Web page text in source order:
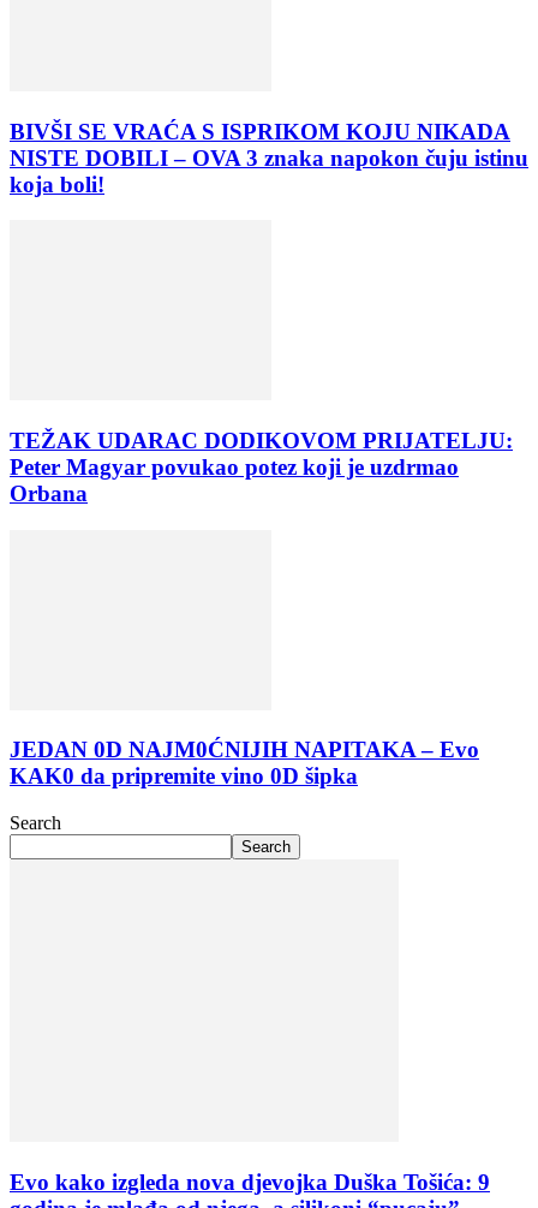
BIVŠI SE VRAĆA S ISPRIKOM KOJU NIKADA
NISTE DOBILI – OVA 3 znaka napokon čuju istinu
koja boli!
TEŽAK UDARAC DODIKOVOM PRIJATELJU:
Peter Magyar povukao potez koji je uzdrmao
Orbana
JEDAN 0D NAJM0ĆNIJIH NAPITAKA – Evo
KAK0 da pripremite vino 0D šipka
Search
Search
Evo kako izgleda nova djevojka Duška Tošića: 9